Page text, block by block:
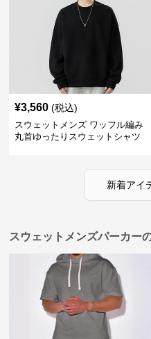
¥3,560 (税込)
スウェットメンズ ワッフル編み
丸首ゆったりスウェットシャツ
新着アイ
スウェットメンズパーカー